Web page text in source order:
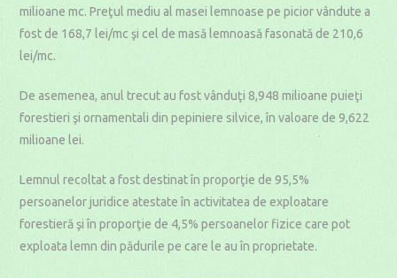
milioane mc. Preţul mediu al masei lemnoase pe picior vândute a
fost de 168,7 lei/mc şi cel de masă lemnoasă fasonată de 210,6
lei/mc.
De asemenea, anul trecut au fost vânduţi 8,948 milioane puieţi
forestieri şi ornamentali din pepiniere silvice, în valoare de 9,622
milioane lei.
Lemnul recoltat a fost destinat în proporţie de 95,5%
persoanelor juridice atestate în activitatea de exploatare
forestieră şi în proporţie de 4,5% persoanelor fizice care pot
exploata lemn din pădurile pe care le au în proprietate.